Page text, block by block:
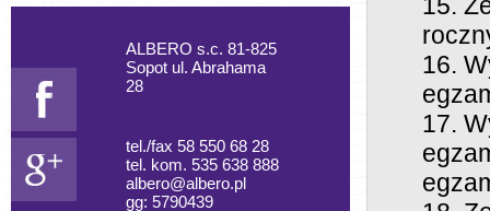
ALBERO s.c. 81-825
Sopot ul. Abrahama
28
tel./fax 58 550 68 28
tel. kom. 535 638 888
albero@albero.pl
gg: 5790439